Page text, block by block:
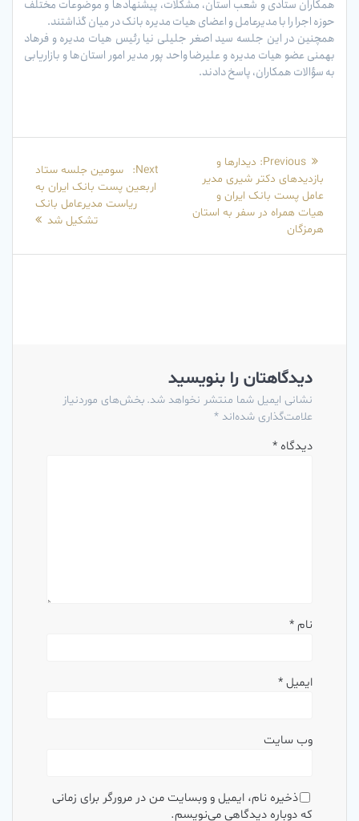
همکاران ستادی و شعب استان، مشکلات، پیشنهادها و موضوعات مختلف
حوزه اجرا را با مدیرعامل و اعضای هیات مدیره بانک در میان گذاشتند.
همچنين در اين جلسه سید اصغر جلیلی نیا رئیس هیات مدیره و فرهاد
بهمنی عضو هيات مديره و علیرضا واحد پور مدیر امور استان‌ها و بازاریابی
به سؤالات همکاران، پاسخ دادند.
راهبری
نوشته
Previous:
Previous
post:
دیدارها و
بازدیدهای دکتر شیری مدیر
عامل پست بانک ایران و
هیات همراه در سفر به استان
هرمزگان
Next:
Next
post:
سومین جلسه ستاد
اربعین پست بانک ایران به
ریاست مدیرعامل بانک
تشکیل شد
دیدگاهتان را بنویسید
نشانی ایمیل شما منتشر نخواهد شد. بخش‌های موردنیاز
علامت‌گذاری شده‌اند *
دیدگاه *
نام*
ایمیل*
وب‌ سایت
ذخیره نام، ایمیل و وبسایت من در مرورگر برای زمانی
که دوباره دیدگاهی می‌نویسم.